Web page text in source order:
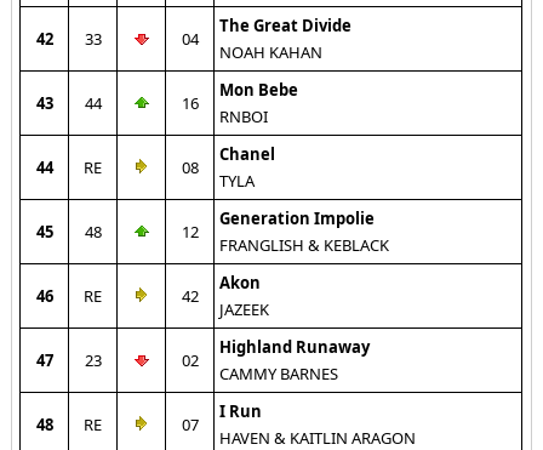
42 33 04
The Great Divide
NOAH KAHAN
43 44 16
Mon Bebe
RNBOI
44 RE 08
Chanel
TYLA
45 48 12
Generation Impolie
FRANGLISH & KEBLACK
46 RE 42
Akon
JAZEEK
47 23 02
Highland Runaway
CAMMY BARNES
48 RE 07
I Run
HAVEN & KAITLIN ARAGON